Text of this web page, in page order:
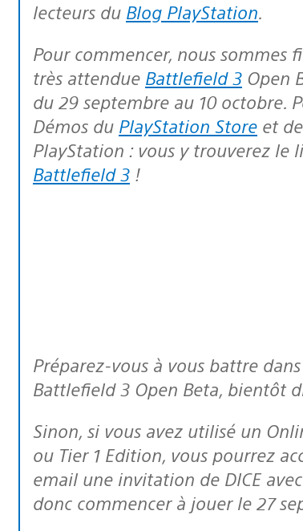
lecteurs du Blog PlayStation.
Pour commencer, nous sommes fiers de vous annoncer la date de sortie de la
très attendue Battlefield 3 Open
du 29 septembre au 10 octobre.
Démos du PlayStation Store et
PlayStation : vous y trouverez
Battlefield 3 !
Préparez-vous à vous battre dans les tunnels dévastés du métro parisien avec
Battlefield 3 Open Beta, bientôt
Sinon, si vous avez utilisé un
ou Tier 1 Edition, vous pourrez
email une invitation de DICE
donc commencer à jouer le 27